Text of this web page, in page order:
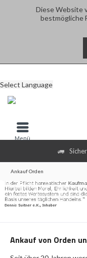
Diese Website
bestmögliche
Select Language
Menü
Ankauf Orden
Ankauf von Orden